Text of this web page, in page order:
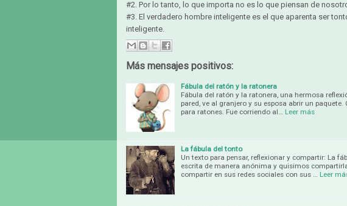
#2. Por lo tanto, lo que importa no es lo que piensan de
#3. El verdadero hombre inteligente es el que aparenta ser
inteligente.
Más mensajes positivos:
Fábula del ratón y la ratonera
Fábula del ratón y la ratonera, una hermosa
pared, ve al granjero y su esposa abrir un
para ratones. Fue corriendo al…
Leer más
La fábula del tonto
Un texto para pensar, reflexionar y compartir: La
escrita de manera anónima y quisimos
compartir en sus redes sociales con sus …
Leer